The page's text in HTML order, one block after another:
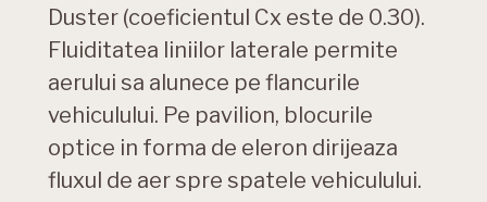
Duster (coeficientul Cx este de 0.30).
Fluiditatea liniilor laterale permite
aerului sa alunece pe flancurile
vehiculului. Pe pavilion, blocurile
optice in forma de eleron dirijeaza
fluxul de aer spre spatele vehiculului.